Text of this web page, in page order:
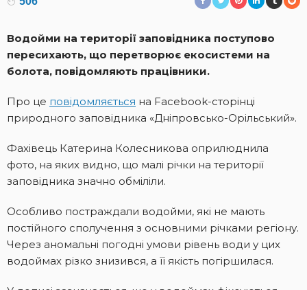
Водойми на території заповідника поступово
пересихають, що перетворює екосистеми на
болота, повідомляють працівники.
Про це повідомляється на Facebook-сторінці
природного заповідника «Дніпровсько-Орільський».
Фахівець Катерина Колесникова оприлюднила
фото, на яких видно, що малі річки на території
заповідника значно обміліли.
Особливо постраждали водойми, які не мають
постійного сполучення з основними річками регіону.
Через аномальні погодні умови рівень води у цих
водоймах різко знизився, а її якість погіршилася.